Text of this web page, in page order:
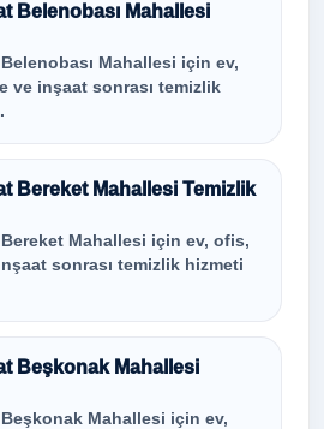
Belenobası Mahallesi
Mahallesi için ev,
ve inşaat sonrası temizlik
Bereket Mahallesi Temizlik
Mahallesi için ev, ofis,
sonrası temizlik hizmeti
Beşkonak Mahallesi
Mahallesi için ev,